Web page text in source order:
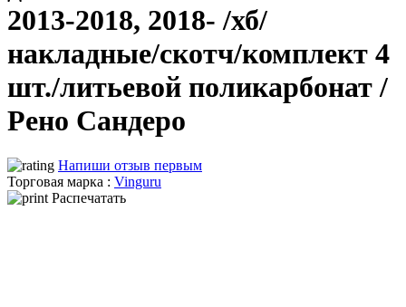
2013-2018, 2018- /хб/
накладные/скотч/комплект 4
шт./литьевой поликарбонат /
Рено Сандеро
Напиши отзыв первым
Торговая марка : Vinguru
Распечатать